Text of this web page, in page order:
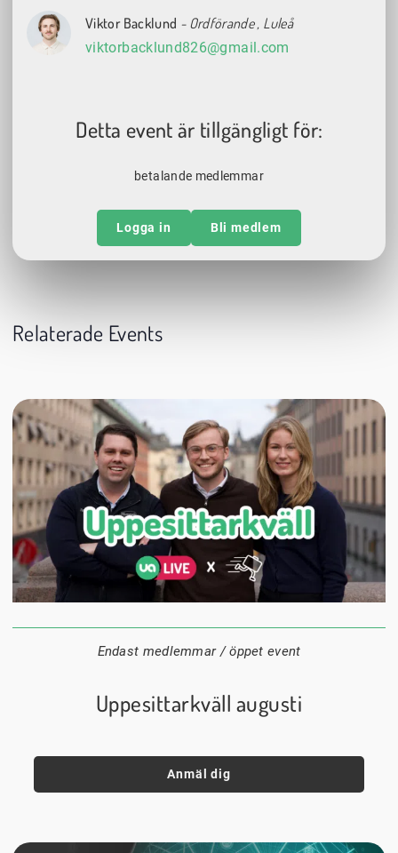
Viktor Backlund - Ordförande, Luleå
viktorbacklund826@gmail.com
Detta event är tillgängligt för:
betalande medlemmar
Logga in Bli medlem
Relaterade Events
24 augusti
20:00
Endast medlemmar / öppet event
Uppesittarkväll augusti
Anmäl dig